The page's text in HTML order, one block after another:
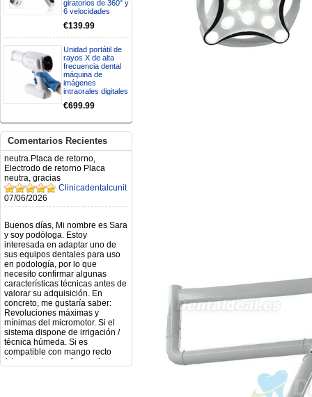
giratorios de 360° y
6 velocidades
€139.99
Unidad portátil de
rayos X de alta
frecuencia dental
máquina de
imágenes
intraorales digitales
€699.99
Comentarios Recientes
Mi formulario de pedido: S /
N.2026060712980804 ,
BUENOS DIAS CUANDO
GRACIAS
clinicadentalcunit
11/06/2026
Hola buenos días respecto al
Artículo. DDE0032580
electróbisturí, quisiera saber si
tiene una "toma a tierra" lo que
va conectado al paciente, placa
neutra.Placa de retorno,
Electrodo de retorno Placa
neutra, gracias
Clinicadentalcunit
07/06/2026
Buenos días, Mi nombre es Sara
interesada en adaptar uno de
sus equipos dentales para uso
en podología, por lo que
necesito confirmar algunas
características técnicas antes de
valorar su adquisición. En
concreto, me gustaría saber:
Revoluciones máximas y
mínimas del micromotor. Si el
sistema dispone de irrigación /
técnica húmeda. Si es
compatible con mango recto
(pieza recta para fresas de
podología). Velocidad del